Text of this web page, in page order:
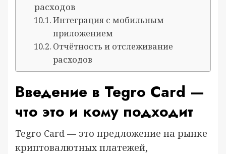
расходов
Интеграция с мобильным
приложением
Отчётность и отслеживание
расходов
Введение в Tegro Card —
что это и кому подходит
Tegro Card — это предложение на рынке
криптовалютных платежей,